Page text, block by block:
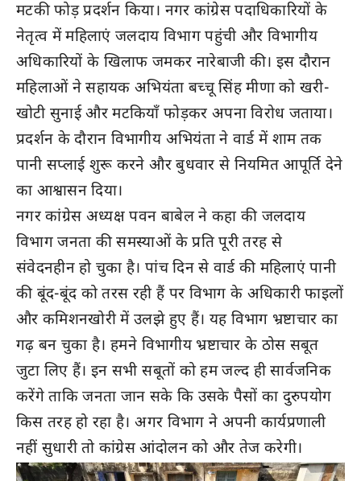
मटकी फोड़ प्रदर्शन किया। नगर कांग्रेस पदाधिकारियों के
नेतृत्व में महिलाएं जलदाय विभाग पहुंची और विभागीय
अधिकारियों के खिलाफ जमकर नारेबाजी की। इस दौरान
महिलाओं ने सहायक अभियंता बच्चू सिंह मीणा को खरी-
खोटी सुनाई और मटकियाँ फोड़कर अपना विरोध जताया।
प्रदर्शन के दौरान विभागीय अभियंता ने वार्ड में शाम तक
पानी सप्लाई शुरू करने और बुधवार से नियमित आपूर्ति देने
का आश्वासन दिया।
नगर कांग्रेस अध्यक्ष पवन बाबेल ने कहा की जलदाय
विभाग जनता की समस्याओं के प्रति पूरी तरह से
संवेदनहीन हो चुका है। पांच दिन से वार्ड की महिलाएं पानी
की बूंद-बूंद को तरस रही हैं पर विभाग के अधिकारी फाइलों
और कमिशनखोरी में उलझे हुए हैं। यह विभाग भ्रष्टाचार का
गढ़ बन चुका है। हमने विभागीय भ्रष्टाचार के ठोस सबूत
जुटा लिए हैं। इन सभी सबूतों को हम जल्द ही सार्वजनिक
करेंगे ताकि जनता जान सके कि उसके पैसों का दुरुपयोग
किस तरह हो रहा है। अगर विभाग ने अपनी कार्यप्रणाली
नहीं सुधारी तो कांग्रेस आंदोलन को और तेज करेगी।